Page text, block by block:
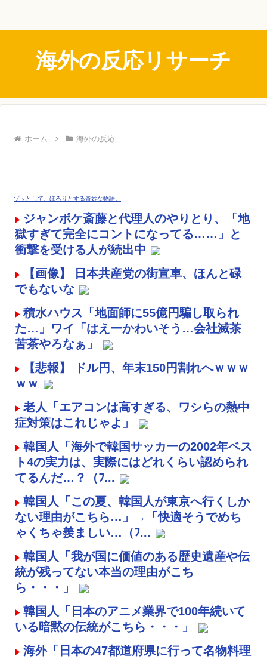
海外の反応リサーチ
ホーム 海外の反応
ゾッとして、ほろりとする奇妙な物語。
ジャンポケ斎藤と代理人のやりとり、「地
獄すぎて完全にコントになってる……」と
衝撃を受ける人が続出中
【画像】 日本共産党の街宣車、ほんと碌
でもないな
積水ハウス「地面師に55億円騙し取られ
た…」ワイ「はえーかわいそう…会社滅茶
苦茶やろなぁ」
【悲報】 ドル円、年末150円割れへｗｗｗ
ｗｗ
老人「エアコンは高すぎる、ワシらの熱中
症対策はこれじゃよ」
韓国人「海外で韓国サッカーの2002年ベス
ト4の実力は、実際にはどれくらい認められ
てるんだ…？（ﾌ...
韓国人「この夏、韓国人が東京へ行くしか
ない理由がこちら…」→「快適そうでめち
ゃくちゃ羨ましい…（ﾌ...
韓国人「我が国に価値のある歴史遺産や伝
統が残ってない本当の理由がこち
ら・・・」
韓国人「日本のアニメ業界で100年続いて
いる暗黙の伝統がこちら・・・」
海外「日本の47都道府県に行って名物料理